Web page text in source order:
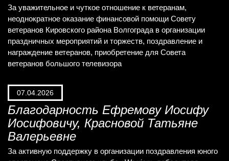
За уважительное и чуткое отношение к ветеранам,
неоднократное оказание финансовой помощи Совету
ветеранов Кировского района Волгограда в организации
праздничных мероприятий и торжеств, поздравление и
награждение ветеранов, приобретение для Совета
ветеранов большого телевизора
07.04.2026
Благодарность Ефремову Иосифу
Иосифовичу, Красновой Татьяне
Валерьевне
За активную поддержку в организации поздравления юного